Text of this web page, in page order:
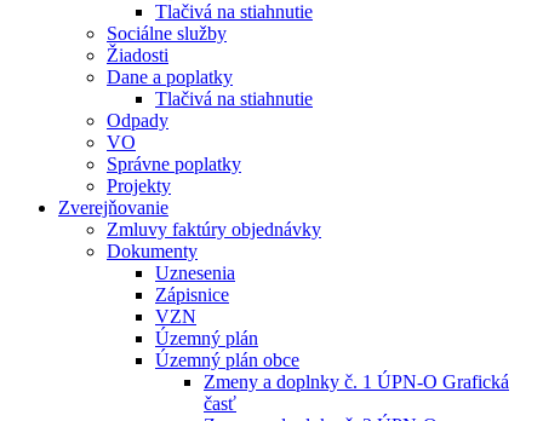
Tlačivá na stiahnutie
Sociálne služby
Žiadosti
Dane a poplatky
Tlačivá na stiahnutie
Odpady
VO
Správne poplatky
Projekty
Zverejňovanie
Zmluvy faktúry objednávky
Dokumenty
Uznesenia
Zápisnice
VZN
Územný plán
Územný plán obce
Zmeny a doplnky č. 1 ÚPN-O Grafická
časť